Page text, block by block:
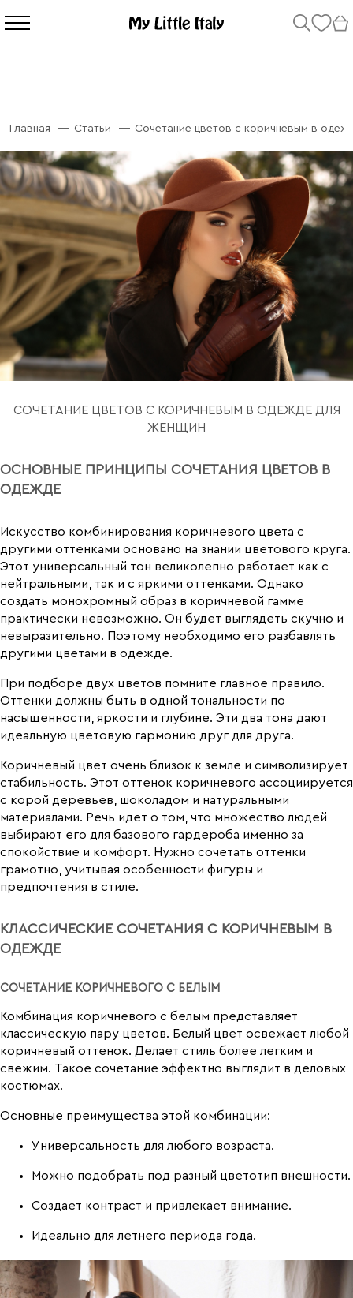
Главная Статьи Сочетание цветов с коричневым в
СОЧЕТАНИЕ ЦВЕТОВ С КОРИЧНЕВЫМ В ОДЕЖДЕ ДЛЯ
ЖЕНЩИН
ОСНОВНЫЕ ПРИНЦИПЫ СОЧЕТАНИЯ ЦВЕТОВ В
ОДЕЖДЕ
Искусство комбинирования коричневого цвета с
другими оттенками основано на знании цветового круга.
Этот универсальный тон великолепно работает как с
нейтральными, так и с яркими оттенками. Однако
создать монохромный образ в коричневой гамме
практически невозможно. Он будет выглядеть скучно и
невыразительно. Поэтому необходимо его разбавлять
другими цветами в одежде.
При подборе двух цветов помните главное правило.
Оттенки должны быть в одной тональности по
насыщенности, яркости и глубине. Эти два тона дают
идеальную цветовую гармонию друг для друга.
Коричневый цвет очень близок к земле и символизирует
стабильность. Этот оттенок коричневого ассоциируется
с корой деревьев, шоколадом и натуральными
материалами. Речь идет о том, что множество людей
выбирают его для базового гардероба именно за
спокойствие и комфорт. Нужно сочетать оттенки
грамотно, учитывая особенности фигуры и
предпочтения в стиле.
КЛАССИЧЕСКИЕ СОЧЕТАНИЯ С КОРИЧНЕВЫМ В
ОДЕЖДЕ
СОЧЕТАНИЕ КОРИЧНЕВОГО С БЕЛЫМ
Комбинация коричневого с белым представляет
классическую пару цветов. Белый цвет освежает любой
коричневый оттенок. Делает стиль более легким и
свежим. Такое сочетание эффектно выглядит в деловых
костюмах.
Основные преимущества этой комбинации:
Универсальность для любого возраста.
Можно подобрать под разный цветотип внешности.
Создает контраст и привлекает внимание.
Идеально для летнего периода года.